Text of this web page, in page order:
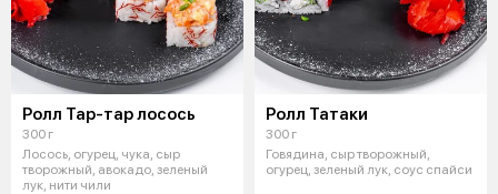
Ролл Тар-тар лосось
300 г
Лосось, огурец, чука, сыр
творожный, авокадо, зеленый
лук, нити чили
Ролл Татаки
300 г
Говядина, сыр творожный,
огурец, зеленый лук, соус спайси